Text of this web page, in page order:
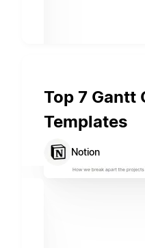
Top 7 Gantt
Templates
Notion